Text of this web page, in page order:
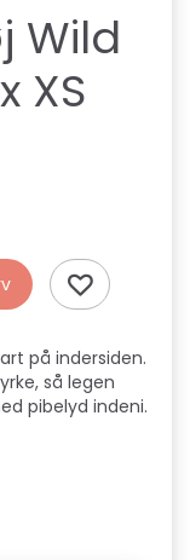
Wild
XS
på indersiden.
så legen
pibelyd indeni.